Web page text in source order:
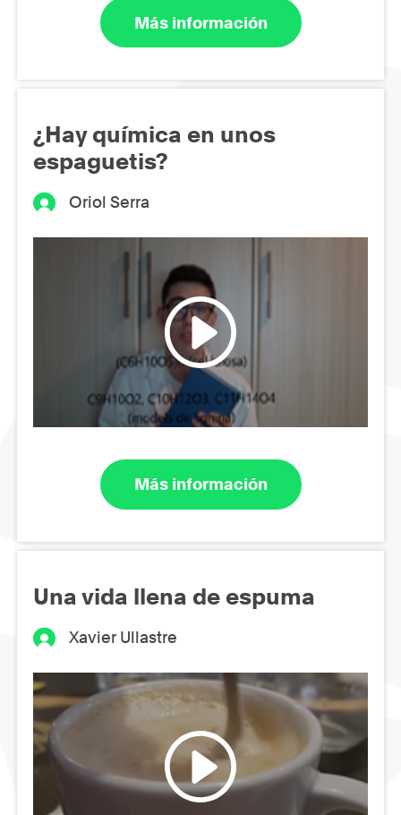
Más información
¿Hay química en unos
espaguetis?
Oriol Serra
Más información
Una vida llena de espuma
Xavier Ullastre